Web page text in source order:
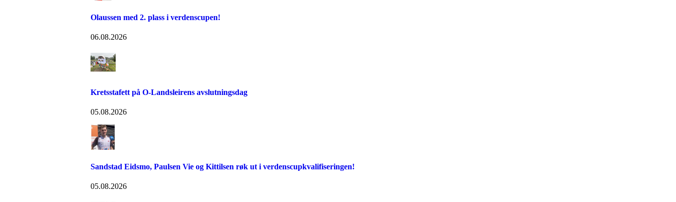
Olaussen med 2. plass i verdenscupen!
06.08.2026
Kretsstafett på O-Landsleirens avslutningsdag
05.08.2026
Sandstad Eidsmo, Paulsen Vie og Kittilsen røk ut i verdenscupkvalifiseringen!
05.08.2026